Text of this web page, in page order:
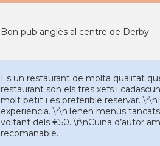
Bon pub anglès al centre de Derby
Es un restaurant de molta qualitat
restaurant son els tres xefs i
molt petit i es preferible reservar.
experiència. \r\nTenen menús
voltant dels €50. \r\nCuina d’autor
recomanable.